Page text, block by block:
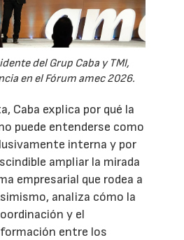
del Grup Caba y TMI,
en el Fórum amec 2026.
Caba explica por qué la
puede entenderse como
interna y por
ampliar la mirada
empresarial que rodea a
analiza cómo la
y el
entre los